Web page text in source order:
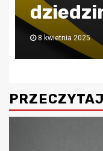
30 lipca 2024